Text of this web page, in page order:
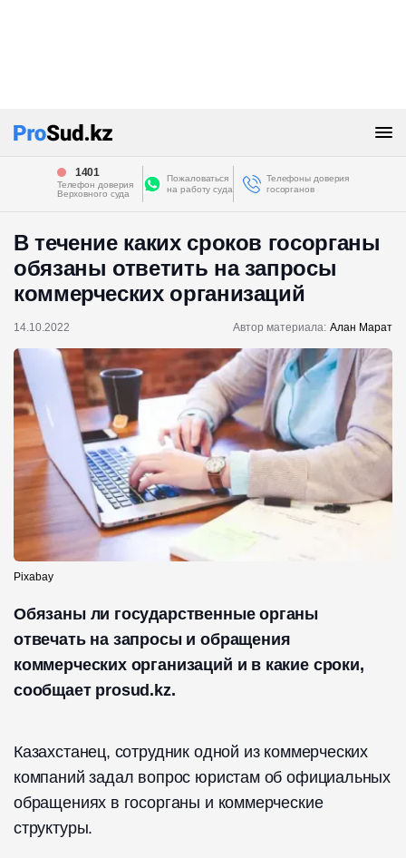
1401
Телефон доверия
Верховного суда
Пожаловаться
на работу суда
Телефоны доверия
госорганов
В течение каких сроков госорганы
обязаны ответить на запросы
коммерческих организаций
14.10.2022 Автор материала: Алан Марат
Pixabay
Обязаны ли государственные органы
отвечать на запросы и обращения
коммерческих организаций и в какие сроки,
сообщает prosud.kz.
Казахстанец, сотрудник одной из коммерческих
компаний задал вопрос юристам об официальных
обращениях в госорганы и коммерческие
структуры.